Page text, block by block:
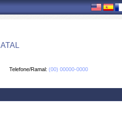
Telefone/Ramal: (00) 00000-0000